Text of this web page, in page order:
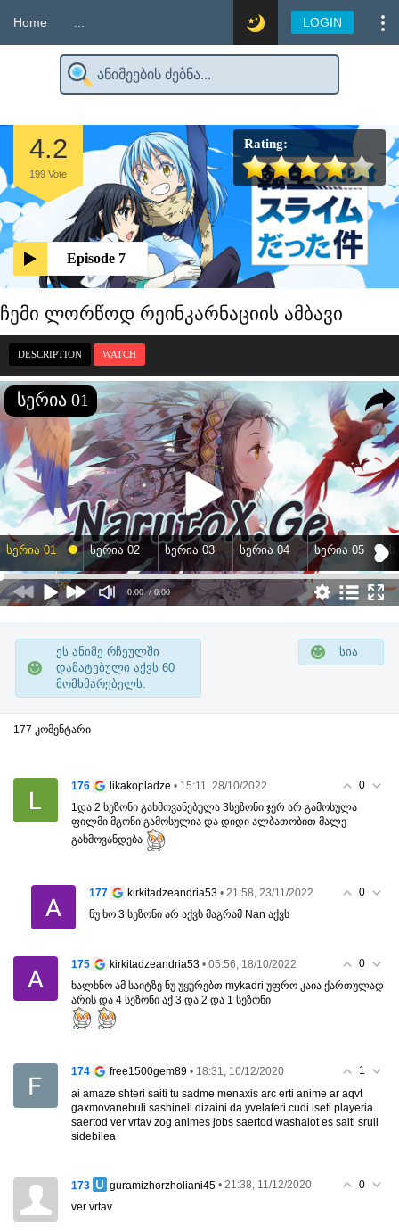
Home LOGIN
Episode 7
4.2
199 Vote
Rating:
ჩემი ლორწოდ რეინკარნაციის ამბავი
DESCRIPTION WATCH
სერია 01
0:00 / 0:00
სერია 01 სერია 02 სერია 03 სერია 04 სერია 05
ეს ანიმე რჩეულში
დამატებული აქვს 60
მომხმარებელს.
სია
177 კომენტარი
0
176 likakopladze • 15:11, 28/10/2022
1და 2 სეზონი გახმოვანებულა 3სეზონი ჯერ არ გამოსულა
ფილმი მგონი გამოსულია და დიდი ალბათობით მალე
გახმოვანდება
0
177 kirkitadzeandria53 • 21:58, 23/11/2022
ნუ ხო 3 სეზონი არ აქვს მაგრამ Nan აქვს
0
175 kirkitadzeandria53 • 05:56, 18/10/2022
ხალხნო ამ საიტზე ნუ უყურებთ mykadri უფრო კაია ქართულად
არის და 4 სეზონი აქ 3 და 2 და 1 სეზონი
1
174 free1500gem89 • 18:31, 16/12/2020
ai amaze shteri saiti tu sadme menaxis arc erti anime ar aqvt
gaxmovanebuli sashineli dizaini da yvelaferi cudi iseti playeria
saertod ver vrtav zog animes jobs saertod washalot es saiti sruli
sidebilea
0
173 guramizhorzholiani45 • 21:38, 11/12/2020
ver vrtav